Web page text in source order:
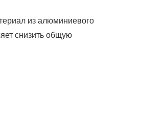
из алюминиевого
снизить общую